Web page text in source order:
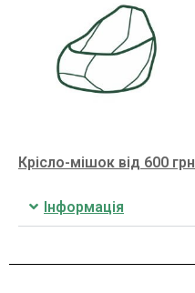
Крісло-мішок від 600 грн
Інформація